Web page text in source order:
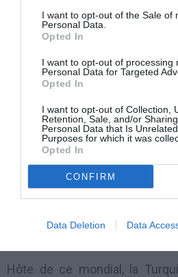
I want to opt-out of the Sale of
Personal Data.
Opted In
I want to opt-out of processing
Personal Data for Targeted
Opted In
I want to opt-out of Collection,
Retention, Sale, and/or
Personal Data that Is
Purposes for which it was
Opted In
CONFIRM
Data Deletion Data
11 rebonds) notamment
deux coachs donnent du
terme du troisième quart: 19
Un peu brouillonnes dans le
perdus (20 bp à 12), les USA
dernier quart 16-10. Mais le
tardif. Les USA, avec 32
s’imposent 64-77 et
senior, le troisième de suite.
Hôte de ce mondial, la